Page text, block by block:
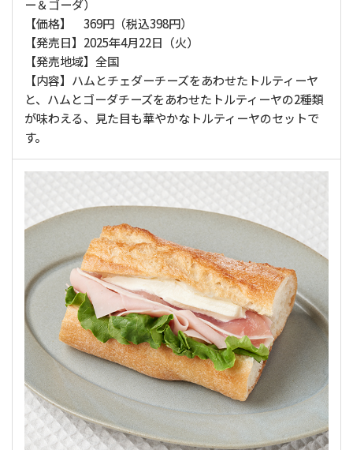
ー＆ゴーダ）
【価格】 369円（税込398円）
【発売日】2025年4月22日（火）
【発売地域】全国
【内容】ハムとチェダーチーズをあわせたトルティーヤ
と、ハムとゴーダチーズをあわせたトルティーヤの2種類
が味わえる、見た目も華やかなトルティーヤのセットで
す。